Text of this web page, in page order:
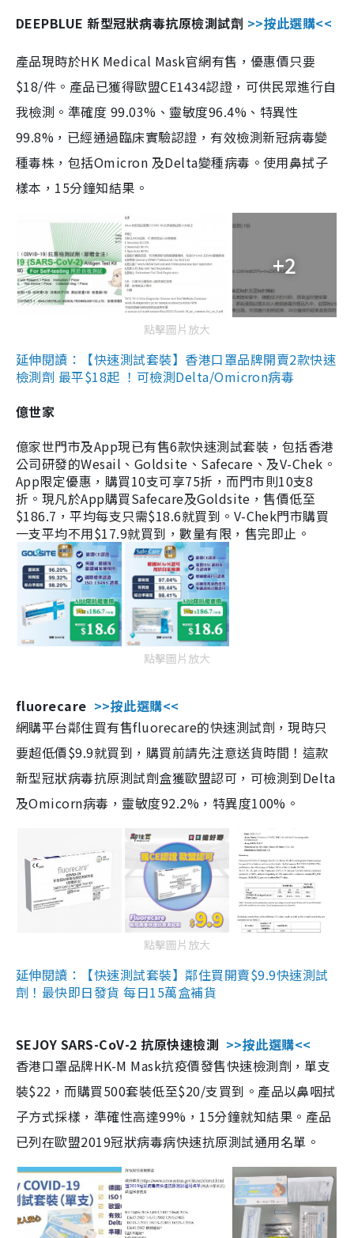
DEEPBLUE 新型冠狀病毒抗原檢測試劑 >>按此選購<<
產品現時於HK Medical Mask官網有售，優惠價只要
$18/件。產品已獲得歐盟CE1434認證，可供民眾進行自
我檢測。準確度 99.03%、靈敏度96.4%、特異性
99.8%，已經通過臨床實驗認證，有效檢測新冠病毒變
種毒株，包括Omicron 及Delta變種病毒。使用鼻拭子
樣本，15分鐘知結果。
+2
點擊圖片放大
延伸閱讀：【快速測試套裝】香港口罩品牌開賣2款快速
檢測劑 最平$18起 ！可檢測Delta/Omicron病毒
億世家
億家世門市及App現已有售6款快速測試套裝，包括香港
公司研發的Wesail、Goldsite、Safecare、及V-Chek。
App限定優惠，購買10支可享75折，而門市則10支8
折。現凡於App購買Safecare及Goldsite，售價低至
$186.7，平均每支只需$18.6就買到。V-Chek門市購買
一支平均不用$17.9就買到，數量有限，售完即止。
點擊圖片放大
fluorecare >>按此選購<<
網購平台鄰住買有售fluorecare的快速測試劑，現時只
要超低價$9.9就買到，購買前請先注意送貨時間！這款
新型冠狀病毒抗原測試劑盒獲歐盟認可，可檢測到Delta
及Omicorn病毒，靈敏度92.2%，特異度100%。
點擊圖片放大
延伸閱讀：【快速測試套裝】鄰住買開賣$9.9快速測試
劑！最快即日發貨 每日15萬盒補貨
SEJOY SARS-CoV-2 抗原快速檢測 >>按此選購<<
香港口罩品牌HK-M Mask抗疫價發售快速檢測劑，單支
裝$22，而購買500套裝低至$20/支買到。產品以鼻咽拭
子方式採樣，準確性高達99%，15分鐘就知結果。產品
已列在歐盟2019冠狀病毒病快速抗原測試通用名單。